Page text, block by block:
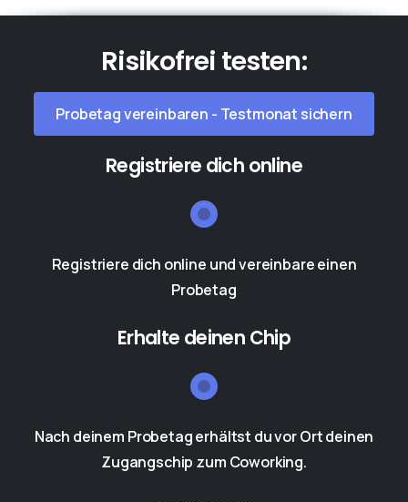
Risikofrei testen:
Probetag vereinbaren - Testmonat sichern
Registriere dich online
Registriere dich online und vereinbare einen
Probetag
Erhalte deinen Chip
Nach deinem Probetag erhältst du vor Ort deinen
Zugangschip zum Coworking.